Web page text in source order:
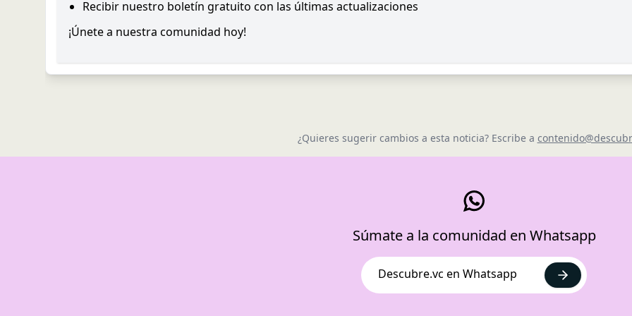
Recibir nuestro boletín gratuito con las últimas actualizaciones
¡Únete a nuestra comunidad hoy!
¿Quieres sugerir cambios a esta noticia? Escribe a
Súmate a la comunidad en Whatsapp
Descubre.vc en Whatsapp